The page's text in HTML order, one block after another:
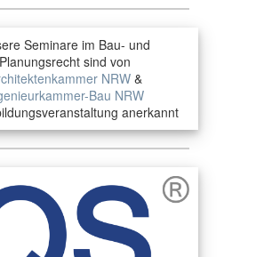
Seminare im Bau- und
Planungsrecht sind von
NRW&
Bau NRW
anerkannt